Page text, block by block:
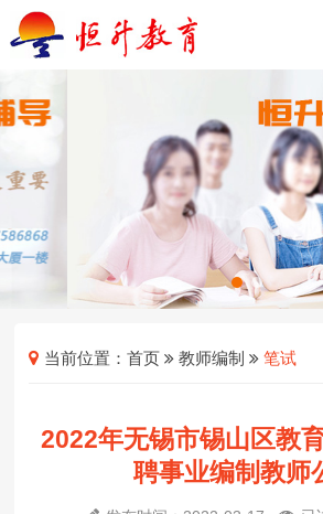
当前位置：首页 教师编制 笔试
2022年无锡市锡山区教
聘事业编制教师